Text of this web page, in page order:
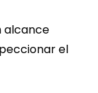
alcance
el